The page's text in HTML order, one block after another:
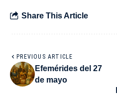
Share This Article
PREVIOUS ARTICLE
Efemérides del 27
de mayo